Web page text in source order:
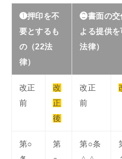
❶押印を不
要とするも
の（22法
律）
❷書面の交
よる提供
法律）
改正
前
改
正
後
改正
前
第○
第
第○条